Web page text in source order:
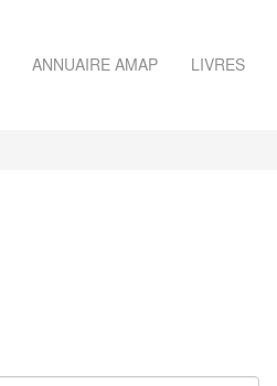
ANNUAIRE AMAP LIVRES